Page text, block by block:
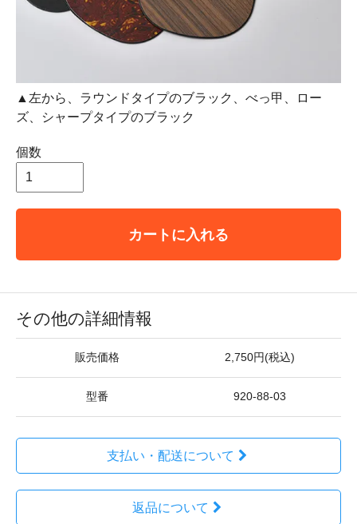
▲左から、ラウンドタイプのブラック、べっ甲、ロー
ズ、シャープタイプのブラック
個数
カートに入れる
その他の詳細情報
販売価格 2,750円(税込)
型番 920-88-03
支払い・配送について
返品について